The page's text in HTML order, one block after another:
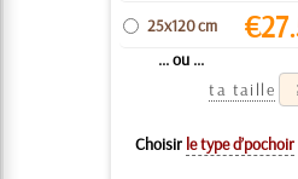
25x120 cm €
... ou ...
ta taille
Choisir le type d’pochoir